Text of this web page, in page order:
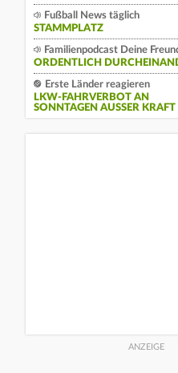
Fußball News täglich
STAMMPLATZ
Familienpodcast Deine
ORDENTLICH
Erste Länder reagieren
LKW-FAHRVERBOT AN
SONNTAGEN AUSSER KRAFT